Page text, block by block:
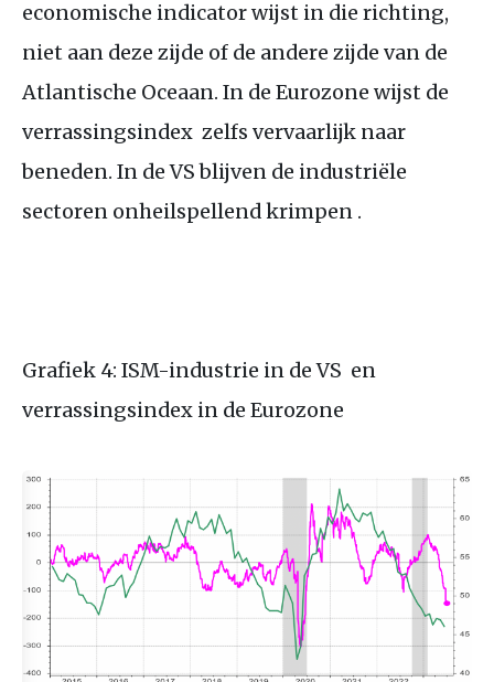
economische indicator wijst in die richting,
niet aan deze zijde of de andere zijde van de
Atlantische Oceaan. In de Eurozone wijst de
verrassingsindex zelfs vervaarlijk naar
beneden. In deVSblijven de industriële
sectoren onheilspellend krimpen .
Grafiek 4: ISM-industrie in deVS en
verrassingsindex in de Eurozone